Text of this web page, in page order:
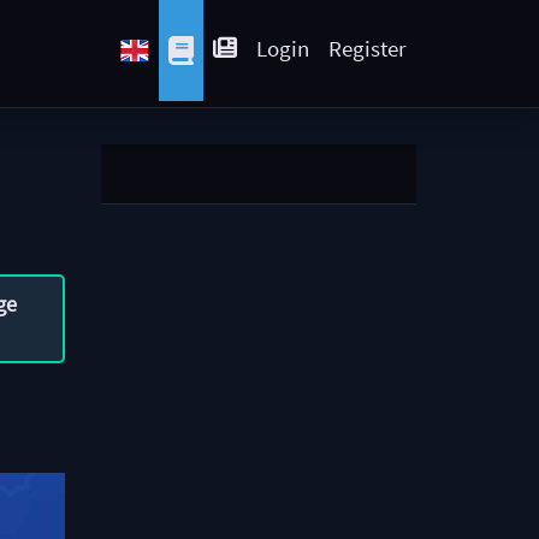
Login Register